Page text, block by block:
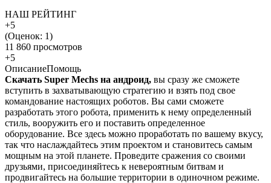
НАШ РЕЙТИНГ
+5
(Оценок: 1)
11 860 просмотров
+5
ОписаниеПомощь
Скачать Super Mechs на андроид, вы сразу же сможете
вступить в захватывающую стратегию и взять под свое
командование настоящих роботов. Вы сами сможете
разработать этого робота, применить к нему определенный
стиль, вооружить его и поставить определенное
оборудование. Все здесь можно проработать по вашему вкусу,
так что наслаждайтесь этим проектом и становитесь самым
мощным на этой планете. Проведите сражения со своими
друзьями, присоединяйтесь к невероятным битвам и
продвигайтесь на большие территории в одиночном режиме.